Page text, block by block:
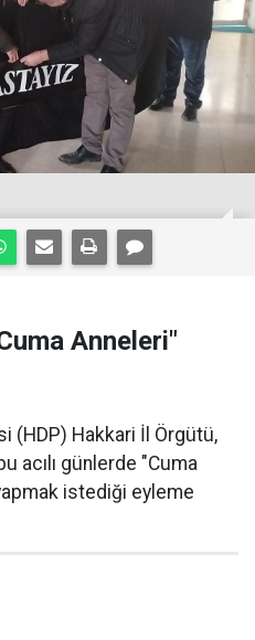
Anneleri"
(HDP) Hakkari İl Örgütü,
acılı günlerde "Cuma
istediği eyleme